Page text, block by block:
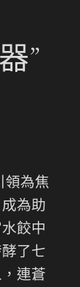
”
領為焦
為助
餃中
了七
連蒼